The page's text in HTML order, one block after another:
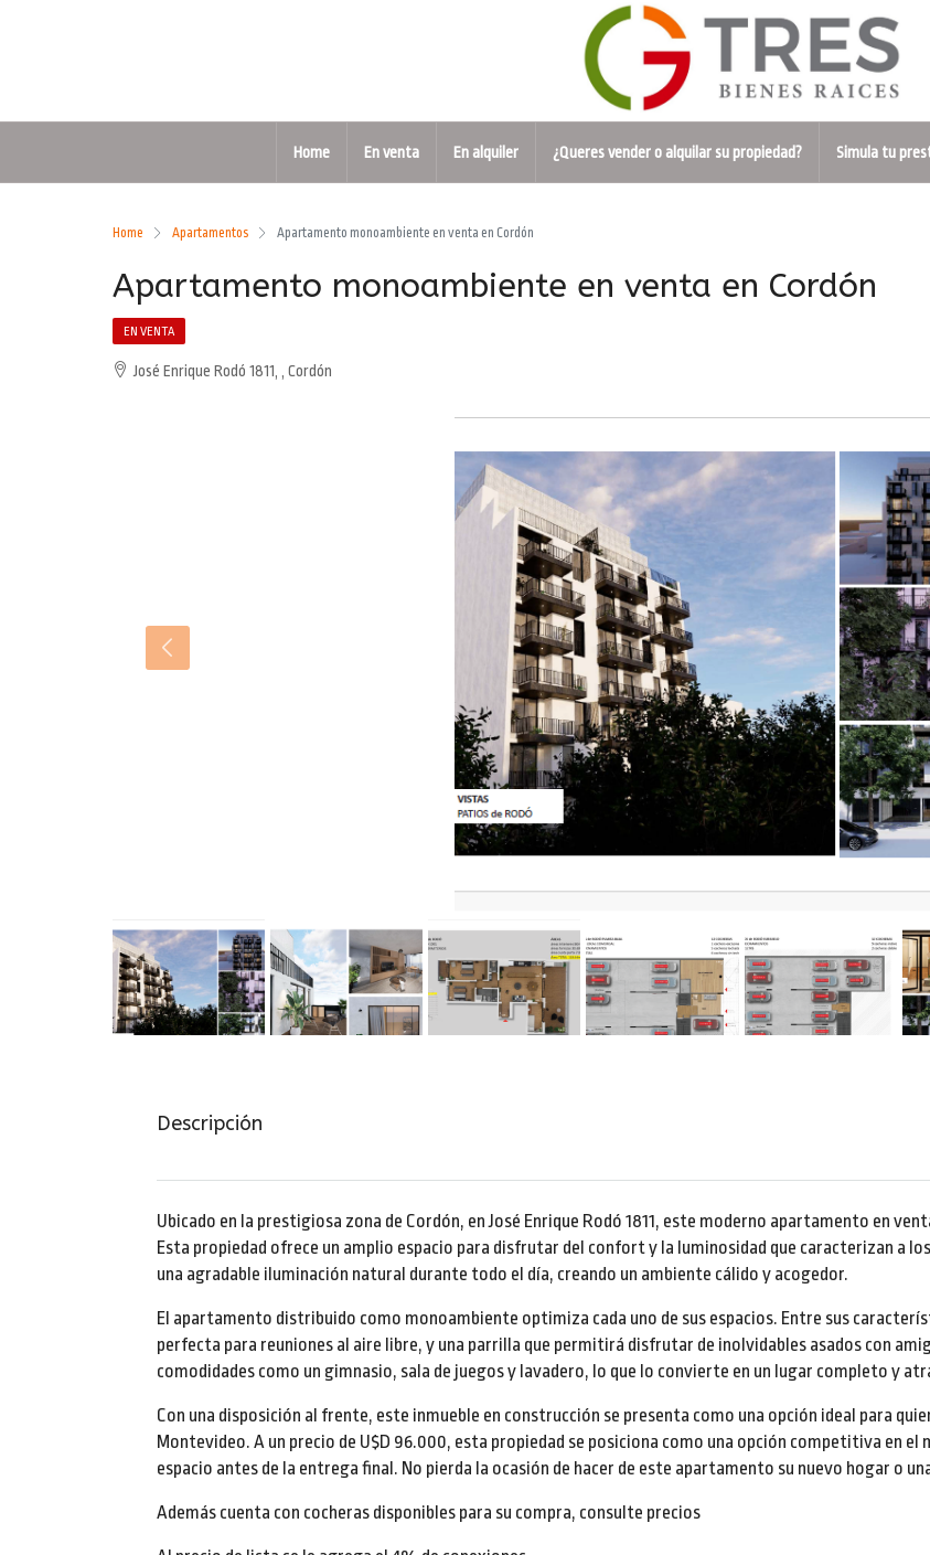
Home En venta En alquiler ¿Queres vender o alquilar su propiedad? Simula tu
Home Apartamentos Apartamento monoambiente en venta en Cordón
Apartamento monoambiente en venta en Cordón
EN VENTA
José Enrique Rodó 1811, , Cordón
Descripción
Ubicado en la prestigiosa zona de Cordón, en José Enrique Rodó 1811, este moderno apartamento en
Esta propiedad ofrece un amplio espacio para disfrutar del confort y la luminosidad que caracterizan a
una agradable iluminación natural durante todo el día, creando un ambiente cálido y acogedor.
El apartamento distribuido como monoambiente optimiza cada uno de sus espacios. Entre sus
perfecta para reuniones al aire libre, y una parrilla que permitirá disfrutar de inolvidables asados con
comodidades como un gimnasio, sala de juegos y lavadero, lo que lo convierte en un lugar completo y
Con una disposición al frente, este inmueble en construcción se presenta como una opción ideal para
Montevideo. A un precio de U$D 96.000, esta propiedad se posiciona como una opción competitiva en
espacio antes de la entrega final. No pierda la ocasión de hacer de este apartamento su nuevo hogar o
Además cuenta con cocheras disponibles para su compra, consulte precios